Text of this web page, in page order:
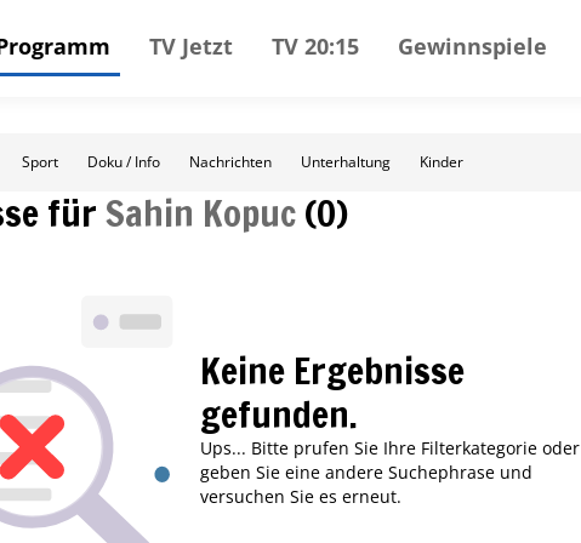
TV Jetzt TV 20:15 Gewinnspiele
Sport Doku / Info Nachrichten Unterhaltung Kinder
fürSahin Kopuc(0)
Keine Ergebnisse
gefunden.
Ups... Bitte prufen Sie Ihre Filterkategorie oder
geben Sie eine andere Suchephrase und
versuchen Sie es erneut.